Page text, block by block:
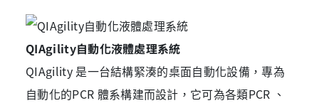
QIAgility自動化液體處理系統
QIAgility 是一台結構緊湊的桌面自動化設備，專為
自動化的PCR 體系構建而設計，它可為各類PCR 、